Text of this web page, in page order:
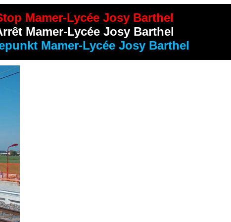
Mamer-Lycée Josy Barthel
Mamer-Lycée Josy Barthel
Mamer-Lycée Josy Barthel